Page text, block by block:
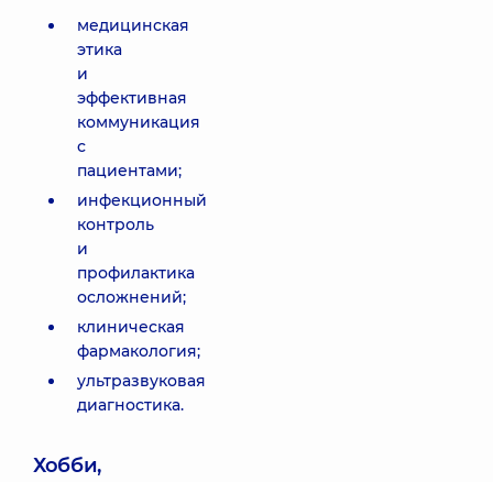
медицинская
этика
и
эффективная
коммуникация
с
пациентами;
инфекционный
контроль
и
профилактика
осложнений;
клиническая
фармакология;
ультразвуковая
диагностика.
Хобби,